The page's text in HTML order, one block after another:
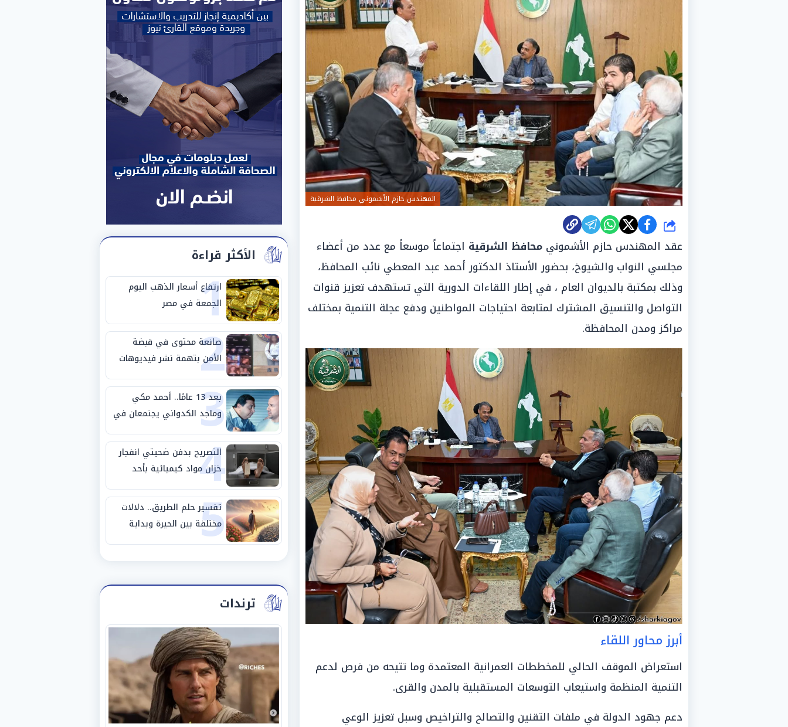
المهندس حازم الأشموني محافظ الشرقية
شارك
عقد المهندس حازم الأشموني محافظ الشرقية اجتماعاً موسعاً مع عدد من أعضاء
مجلسي النواب والشيوخ، بحضور الأستاذ الدكتور أحمد عبد المعطي نائب المحافظ،
وذلك بمكتبة بالديوان العام ، في إطار اللقاءات الدورية التي تستهدف تعزيز قنوات
التواصل والتنسيق المشترك لمتابعة احتياجات المواطنين ودفع عجلة التنمية بمختلف
مراكز ومدن المحافظة.
أبرز محاور اللقاء
استعراض الموقف الحالي للمخططات العمرانية المعتمدة وما تتيحه من فرص لدعم
التنمية المنظمة واستيعاب التوسعات المستقبلية بالمدن والقرى.
دعم جهود الدولة في ملفات التقنين والتصالح والتراخيص وسبل تعزيز الوعي
الأكثر قراءة
1
ارتفاع أسعار الذهب اليوم
الجمعة في مصر
2
صانعة محتوى في قبضة
الأمن بتهمة نشر فيديوهات
خادشة للحياء
3 بعد 13 عامًا.. أحمد مكي
وماجد الكدواني يجتمعان في
«فرصة سعيدة»
4
التصريح بدفن ضحيتي انفجار
خزان مواد كيميائية بأحد
مصانع الفيوم
5
تفسير حلم الطريق.. دلالات
مختلفة بين الحيرة وبداية
مرحلة جديدة
ترندات